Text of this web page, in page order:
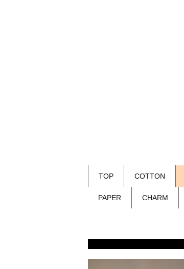
TOP COTTON
PAPER CHARM